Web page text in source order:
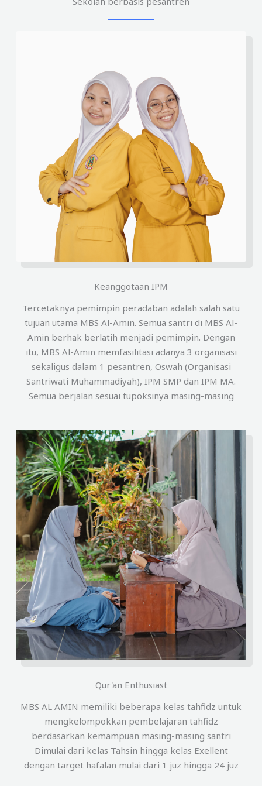
Keanggotaan IPM
Tercetaknya pemimpin peradaban adalah salah satu
tujuan utama MBS Al-Amin. Semua santri di MBS Al-
Amin berhak berlatih menjadi pemimpin. Dengan
itu, MBS Al-Amin memfasilitasi adanya 3 organisasi
sekaligus dalam 1 pesantren, Oswah (Organisasi
Santriwati Muhammadiyah), IPM SMP dan IPM MA.
Semua berjalan sesuai tupoksinya masing-masing
Qur'an Enthusiast
MBS AL AMIN memiliki beberapa kelas tahfidz untuk
mengkelompokkan pembelajaran tahfidz
berdasarkan kemampuan masing-masing santri
Dimulai dari kelas Tahsin hingga kelas Exellent
dengan target hafalan mulai dari 1 juz hingga 24 juz